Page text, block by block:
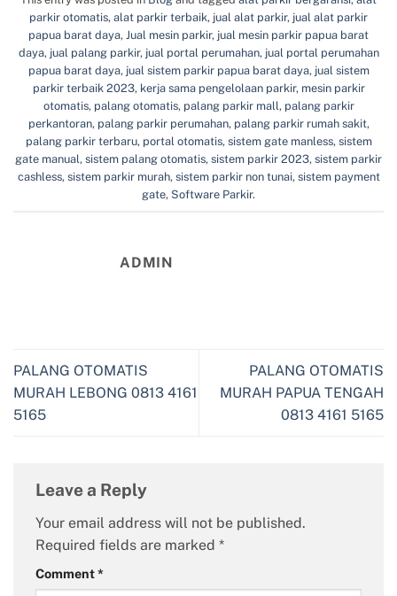
parkir otomatis, alat parkir terbaik, jual alat parkir, jual alat parkir
papua barat daya, Jual mesin parkir, jual mesin parkir papua barat
daya, jual palang parkir, jual portal perumahan, jual portal perumahan
papua barat daya, jual sistem parkir papua barat daya, jual sistem
parkir terbaik 2023, kerja sama pengelolaan parkir, mesin parkir
otomatis, palang otomatis, palang parkir mall, palang parkir
perkantoran, palang parkir perumahan, palang parkir rumah sakit,
palang parkir terbaru, portal otomatis, sistem gate manless, sistem
gate manual, sistem palang otomatis, sistem parkir 2023, sistem parkir
cashless, sistem parkir murah, sistem parkir non tunai, sistem payment
gate, Software Parkir.
ADMIN
PALANG OTOMATIS
MURAH LEBONG 0813 4161
5165
PALANG OTOMATIS
MURAH PAPUA TENGAH
0813 4161 5165
Leave a Reply
Your email address will not be published.
Required fields are marked *
Comment*